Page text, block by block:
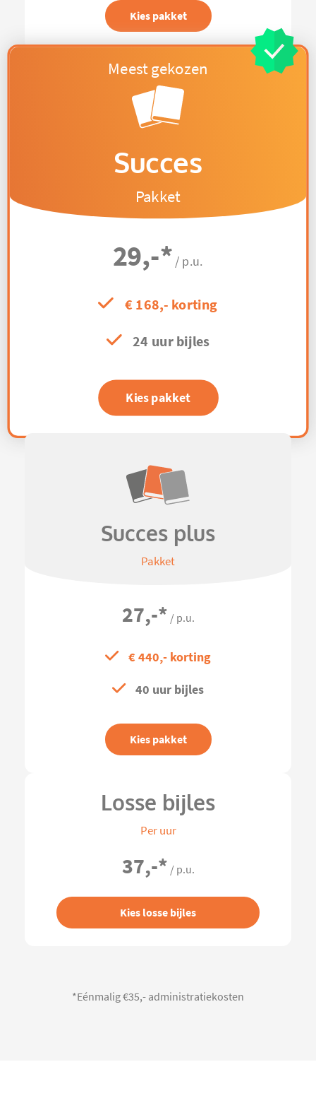
Kies pakket
Succes
Pakket
29,-* / p.u.
€ 168,- korting
24 uur bijles
Kies pakket
Succes plus
Pakket
27,-* / p.u.
€ 440,- korting
40 uur bijles
Kies pakket
Losse bijles
Per uur
37,-* / p.u.
Kies losse bijles
*Eénmalig €35,- administratiekosten